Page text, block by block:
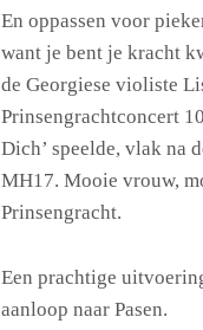
En oppassen voor
want je bent je kracht
de Georgiese violiste
Prinsengrachtconcert
Dich’ speelde, vlak na
MH17. Mooie vrouw,
Prinsengracht.
Een prachtige
aanloop naar Pasen.